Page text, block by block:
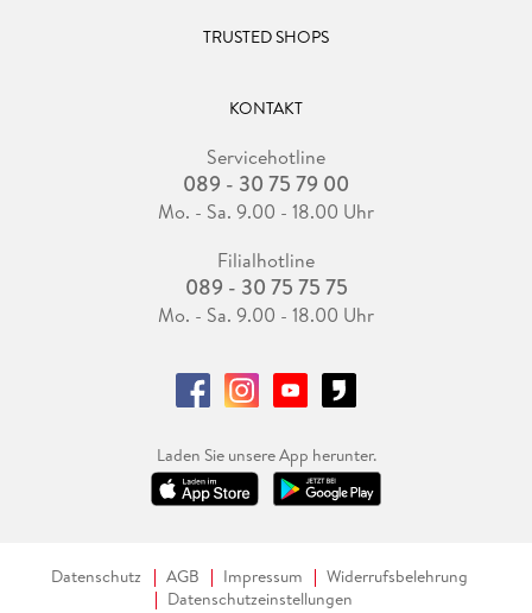
TRUSTED SHOPS
KONTAKT
Servicehotline
089 - 30 75 79 00
Mo. - Sa. 9.00 - 18.00 Uhr
Filialhotline
089 - 30 75 75 75
Mo. - Sa. 9.00 - 18.00 Uhr
Laden Sie unsere App herunter.
Datenschutz AGB Impressum
Widerrufsbelehrung
Datenschutzeinstellungen